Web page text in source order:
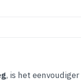
, is het